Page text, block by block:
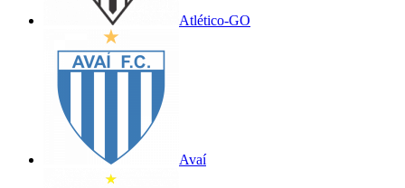
Atlético-GO
Avaí